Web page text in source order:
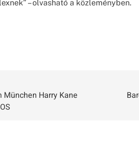
– olvasható a közleményben.
Harry Kane